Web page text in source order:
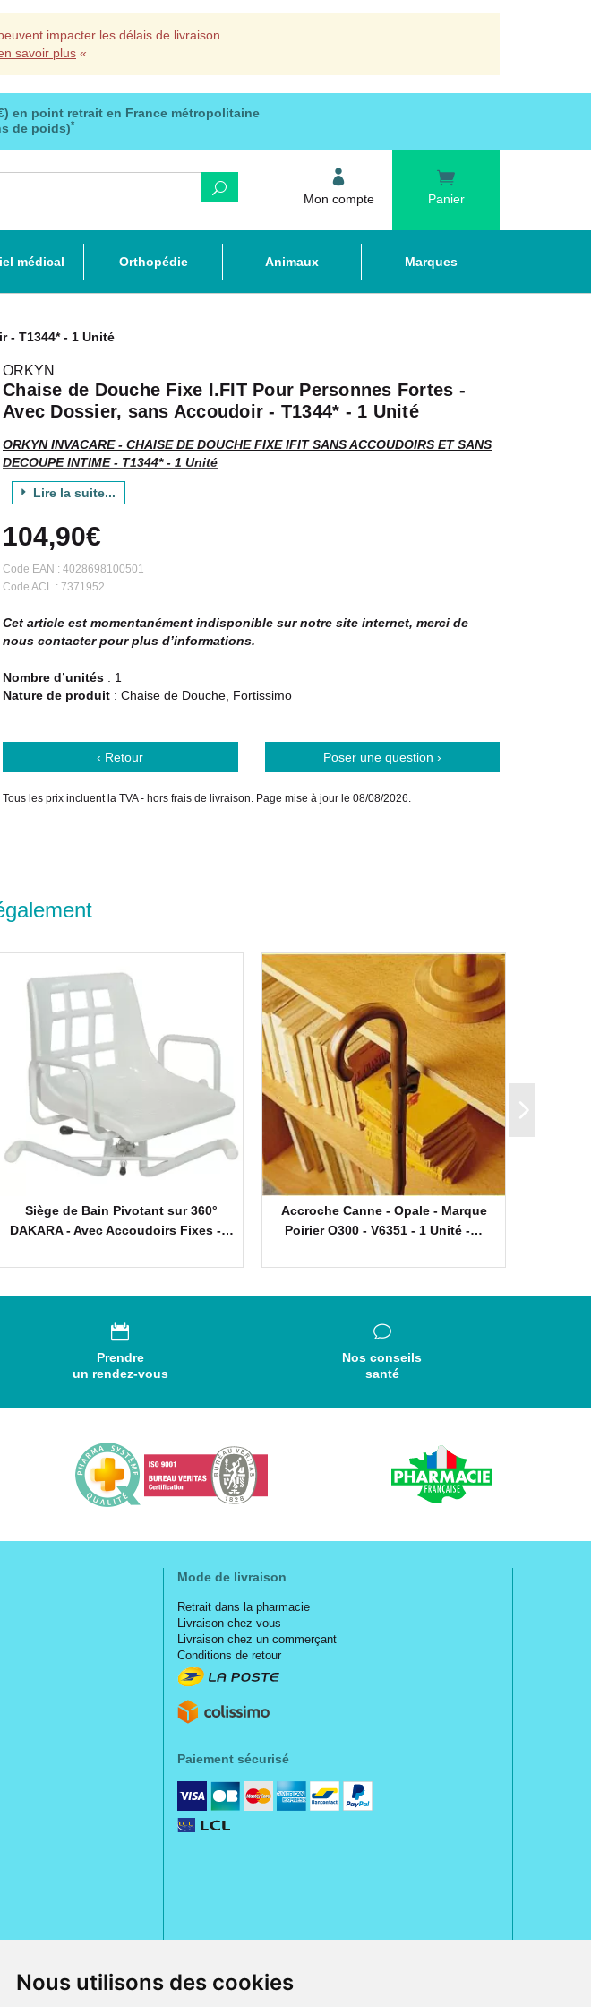
Nous utilisons des cookies
impacter les délais de livraison.
savoir plus «
en point retrait en France métropolitaine
de poids)*
Mon compte Panier
médical Orthopédie Animaux Marques
- T1344* - 1 Unité
ORKYN
Chaise de Douche Fixe I.FIT Pour Personnes Fortes -
Avec Dossier, sans Accoudoir - T1344* - 1 Unité
ORKYN INVACARE - CHAISE DE DOUCHE FIXE IFIT SANS ACCOUDOIRS ET SANS
DECOUPE INTIME - T1344* - 1 Unité
Vte/NR
Description :
Ingénieuse et pratique, cette chaise confère de grandes possibilités de réglage. Elle
assure confort et sécurité.
Assise réglable en hauteur de 38 à 55 cm.
Pieds large pour plus de stabilité.
Poids maximum utilisateur = 180 kg.
Montage sans outils.
Embout caoutchouc.
Code ACL : 7371952
Code EAN : 4028698100501
Lire la suite...
104,90€
Code EAN : 4028698100501
Code ACL : 7371952
Cet article est momentanément indisponible sur notre site internet, merci de
nous contacter pour plus d’informations.
Nombre d’unités : 1
Nature de produit : Chaise de Douche, Fortissimo
‹ Retour Poser une question ›
Tous les prix incluent la TVA - hors frais de livraison. Page mise à jour le 08/08/2026.
Siège de Bain Pivotant sur 360°
DAKARA - Avec Accoudoirs Fixes -…
Accroche Canne - Opale - Marque
Poirier O300 - V6351 - 1 Unité -…
Prendre
un rendez-vous
Nos conseils
santé
Mode de livraison
Retrait dans la pharmacie
Livraison chez vous
Livraison chez un commerçant
Conditions de retour
Paiement sécurisé
de la pharmacie du centre, 32 rue Jeanne d' Harcourt, 80300 Albert.
matériel médical. 1700 en médicaments sans ordonnance.